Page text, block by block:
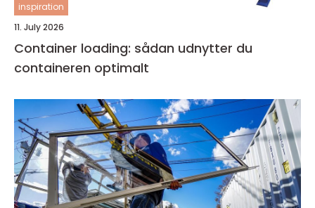
inspiration
11. July 2026
Container loading: sådan udnytter du
containeren optimalt